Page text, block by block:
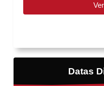
Datas